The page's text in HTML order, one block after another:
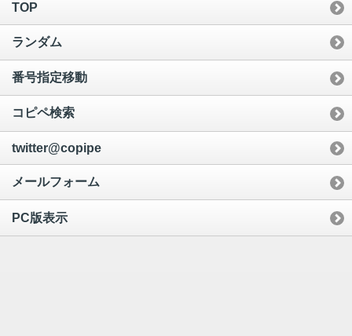
TOP
ランダム
番号指定移動
コピペ検索
twitter@copipe
メールフォーム
PC版表示